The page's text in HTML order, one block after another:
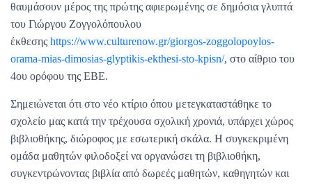
θαυμάσουν μέρος της πρώτης αφιερωμένης σε δημόσια γλυπτά
του Γιώργου Ζογγολόπουλου
έκθεσης https://www.culturenow.gr/giorgos-zoggolopoylos-
orama-mias-dimosias-glyptikis-ekthesi-sto-kpisn/, στο αίθριο του
4ου ορόφου της ΕΒΕ.
Σημειώνεται ότι στο νέο κτίριο όπου μετεγκαταστάθηκε το
σχολείο μας κατά την τρέχουσα σχολική χρονιά, υπάρχει χώρος
βιβλιοθήκης, διώροφος με εσωτερική σκάλα. Η συγκεκριμένη
ομάδα μαθητών φιλοδοξεί να οργανώσει τη βιβλιοθήκη,
συγκεντρώνοντας βιβλία από δωρεές μαθητών, καθηγητών και